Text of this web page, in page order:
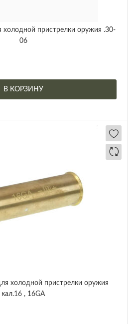
холодной пристрелки оружия .30-
06
В КОРЗИНУ
холодной пристрелки оружия
кал.16 , 16GA